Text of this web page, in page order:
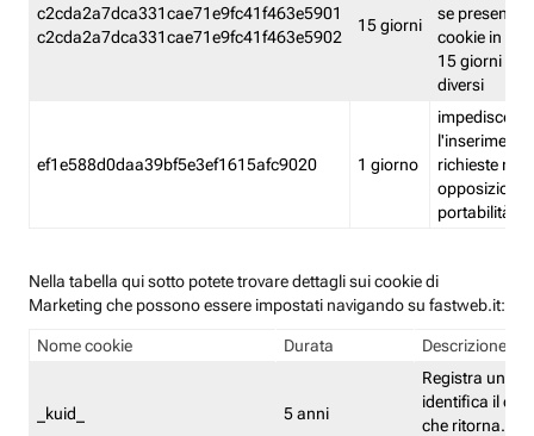
c2cda2a7dca331cae71e9fc41f463e5901
c2cda2a7dca331cae71e9fc41f463e5902
15 giorni
se presenti
cookie in un
15 giorni e
diversi
ef1e588d0daa39bf5e3ef1615afc9020 1 giorno
impedisce
l'inserimento
richieste
opposizione
portabilità
Nella tabella qui sotto potete trovare dettagli sui cookie di
Marketing che possono essere impostati navigando su fastweb.it:
Nome cookie Durata Descrizione
_kuid_ 5 anni
Registra un ID
identifica il
che ritorna.